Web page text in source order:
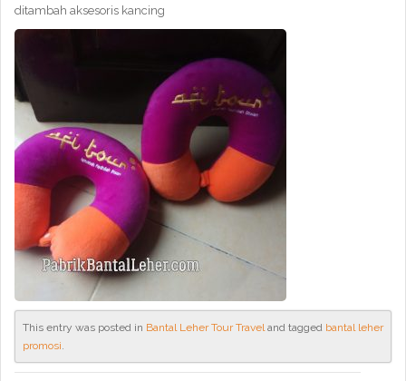
ditambah aksesoris kancing
This entry was posted in Bantal Leher Tour Traveland tagged bantal leher
promosi.